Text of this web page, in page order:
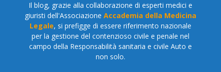
Il blog, grazie alla collaborazione di esperti medici e
giuristi dell'Associazione Accademia della Medicina
Legale, si prefigge di essere riferimento nazionale
per la gestione del contenzioso civile e penale nel
campo della Responsabilità sanitaria e civile Auto e
non solo.